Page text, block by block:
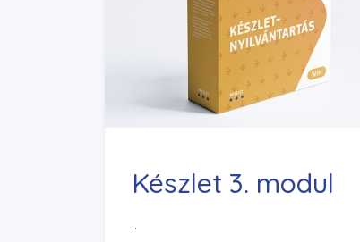
Készlet 3. modul
..